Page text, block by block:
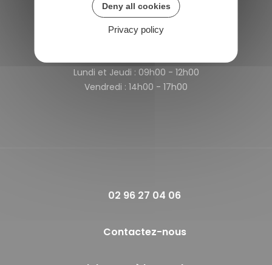
France
Lundi et Jeudi : 09h00 - 12h00
Vendredi : 14h00 - 17h00
02 96 27 04 06
Contactez-nous
Deny all cookies
Privacy policy